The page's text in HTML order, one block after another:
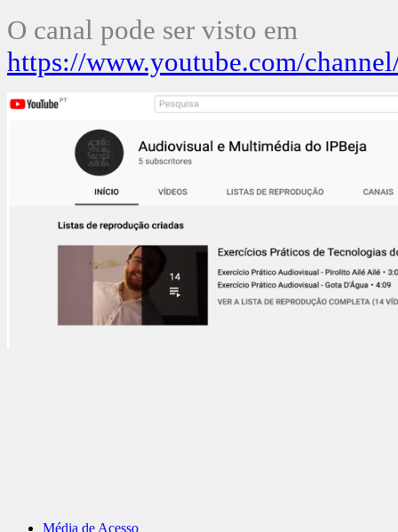
O canal pode ser visto em
https://www.youtube.com/
Média de Acesso